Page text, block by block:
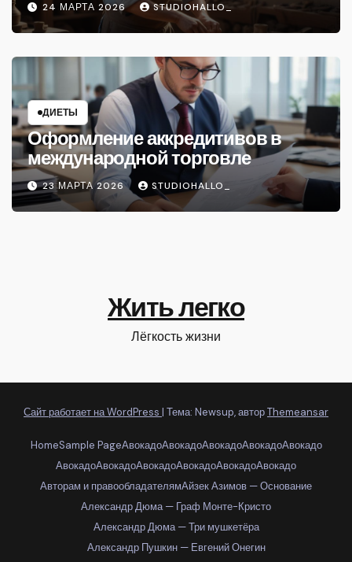
24 МАРТА 2026 STUDIOHALLO_
ДИЕТЫ
Оформление аккредитивов в
международной торговле
23 МАРТА 2026 STUDIOHALLO_
Жить легко
Лёгкость жизни
Сайт работает на WordPress | Тема: Newsup, авторThemeansar
HomeSample PageАвокадоАвокадоАвокадоАвокадоАвокадо
АвокадоАвокадоАвокадоАвокадоАвокадоАвокадо
Авторам и правообладателямАйзек Азимов — Основание
Александр Дюма — Граф Монте-Кристо
Александр Дюма — Три мушкетёра
Александр Пушкин — Евгений Онегин